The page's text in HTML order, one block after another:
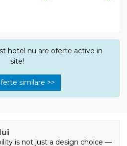
hotel nu are oferte active in
site!
similare >>
is not just a design choice —